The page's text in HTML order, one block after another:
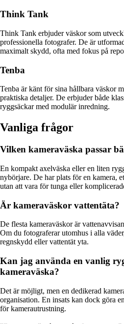
Think Tank
Think Tank erbjuder väskor som
professionella fotografer. De är
maximalt skydd, ofta med fokus på
Tenba
Tenba är känt för sina hållbara väskor
praktiska detaljer. De erbjuder både
ryggsäckar med modulär inredning.
Vanliga frågor
Vilken kameraväska passar
En kompakt axelväska eller en liten
nybörjare. De har plats för en kamera,
utan att vara för tunga eller
Är kameraväskor vattentäta?
De flesta kameraväskor är
Om du fotograferar utomhus i alla
regnskydd eller vattentät yta.
Kan jag använda en vanlig
kameraväska?
Det är möjligt, men en dedikerad
organisation. En insats kan dock göra
för kamerautrustning.